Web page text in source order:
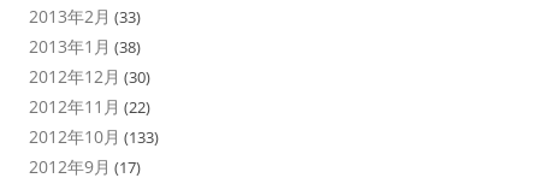
2013年2月 (33)
2013年1月 (38)
2012年12月 (30)
2012年11月 (22)
2012年10月 (133)
2012年9月 (17)